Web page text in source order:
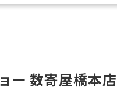
ー 数寄屋橋本店